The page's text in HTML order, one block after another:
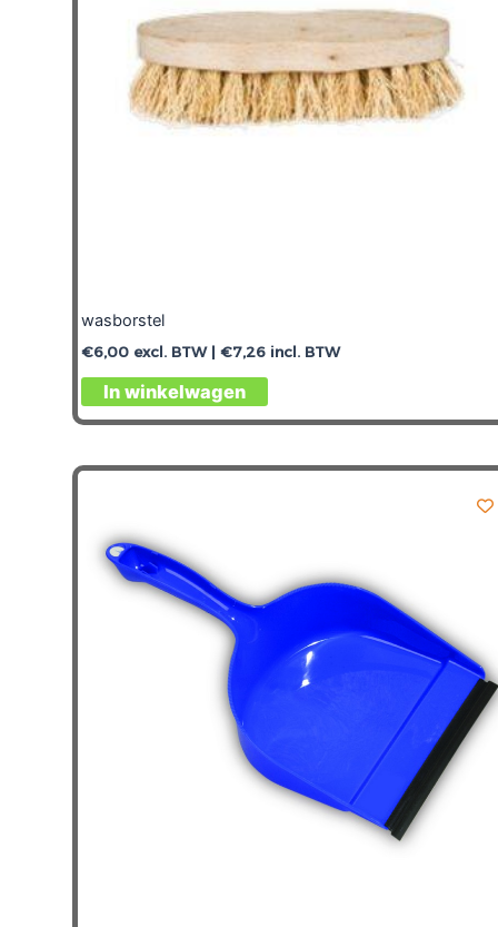
wasborstel
€6,00 excl. BTW | €7,26 incl. BTW
In winkelwagen